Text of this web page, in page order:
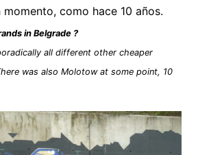
como hace 10 años.
in Belgrade ?
all different other cheaper
was also Molotow at some point, 10